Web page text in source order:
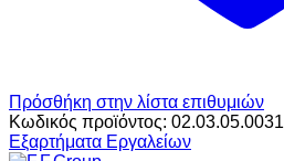
Πρόσθήκη στην λίστα επιθυμιών
Κωδικός προϊόντος: 02.03.05.0031
Εξαρτήματα Εργαλείων